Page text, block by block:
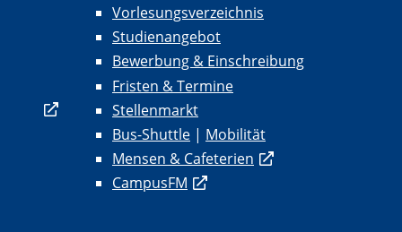
Vorlesungsverzeichnis
Studienangebot
Bewerbung & Einschreibung
Fristen & Termine
Stellenmarkt
Bus-Shuttle | Mobilität
Mensen & Cafeterien
CampusFM